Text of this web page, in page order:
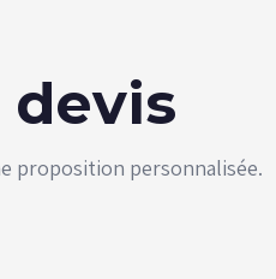
devis
proposition personnalisée.